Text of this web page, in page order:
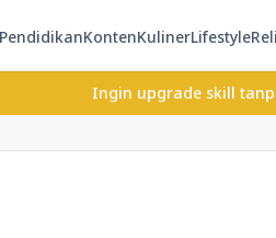
PendidikanKontenKulinerLifestyle
Ingin upgrade skill tanpa ribet?